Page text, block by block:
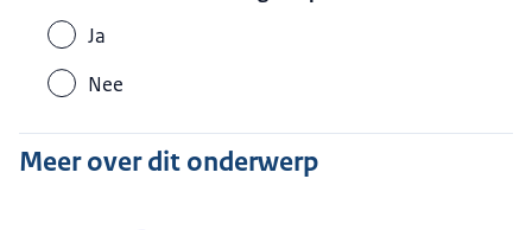
Ja
Nee
Meer over dit onderwerp